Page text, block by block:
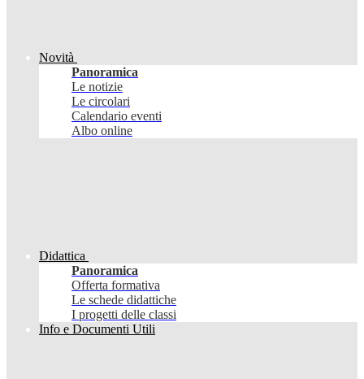
Novità
Panoramica
Le notizie
Le circolari
Calendario eventi
Albo online
Didattica
Panoramica
Offerta formativa
Le schede didattiche
I progetti delle classi
Info e Documenti Utili